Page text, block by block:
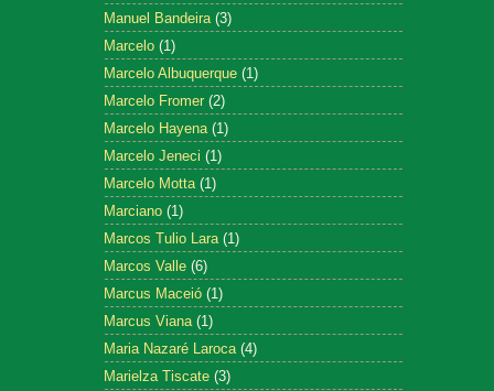
Manuel Bandeira (3)
Marcelo (1)
Marcelo Albuquerque (1)
Marcelo Fromer (2)
Marcelo Hayena (1)
Marcelo Jeneci (1)
Marcelo Motta (1)
Marciano (1)
Marcos Tulio Lara (1)
Marcos Valle (6)
Marcus Maceió (1)
Marcus Viana (1)
Maria Nazaré Laroca (4)
Marielza Tiscate (3)